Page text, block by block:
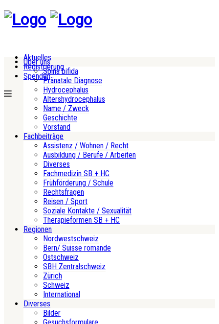
Aktuelles
Registrierung
Spenden
Über uns
Spina bifida
Pränatale Diagnose
Hydrocephalus
Altershydrocephalus
Name / Zweck
Geschichte
Vorstand
Fachbeiträge
Assistenz / Wohnen / Recht
Ausbildung / Berufe / Arbeiten
Diverses
Fachmedizin SB + HC
Frühförderung / Schule
Rechtsfragen
Reisen / Sport
Soziale Kontakte / Sexualität
Therapieformen SB + HC
Regionen
Nordwestschweiz
Bern/ Suisse romande
Ostschweiz
SBH Zentralschweiz
Zürich
Schweiz
International
Diverses
Bilder